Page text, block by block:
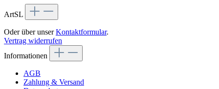
ArtSL
Oder über unserKontaktformular.
Vertrag widerrufen
Informationen
AGB
Zahlung & Versand